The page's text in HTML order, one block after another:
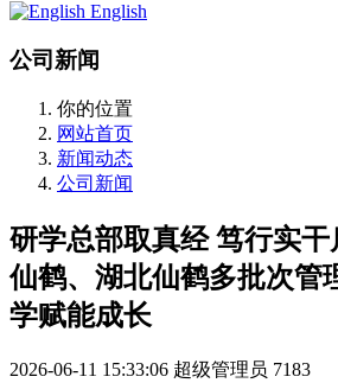
English
公司新闻
你的位置
网站首页
新闻动态
公司新闻
研学总部取真经 笃行实
仙鹤、湖北仙鹤多批次管
学赋能成长
2026-06-11 15:33:06 超级管理员 7183